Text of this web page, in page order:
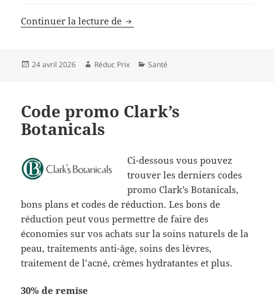
Continuer la lecture de Code de réduction Sllac
Publié
24 avril 2026 Auteur
Réduc Prix Catégories
Santé
Code promo Clark’s
Botanicals
Ci-dessous vous pouvez
trouver les derniers codes
promo Clark’s Botanicals,
bons plans et codes de réduction. Les bons de
réduction peut vous permettre de faire des
économies sur vos achats sur la soins naturels de la
peau, traitements anti-âge, soins des lèvres,
traitement de l’acné, crèmes hydratantes et plus.
30% de remise